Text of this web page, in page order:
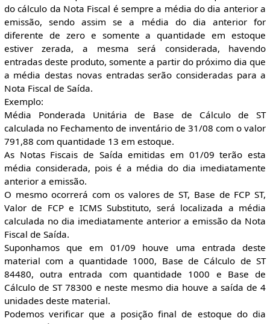
do cálculo da Nota Fiscal é sempre a média do dia anterior a
emissão, sendo assim se a média do dia anterior for
diferente de zero e somente a quantidade em estoque
estiver zerada, a mesma será considerada, havendo
entradas deste produto, somente a partir do próximo dia que
a média destas novas entradas serão consideradas para a
Nota Fiscal de Saída.
Exemplo:
Média Ponderada Unitária de Base de Cálculo de ST
calculada no Fechamento de inventário de 31/08 com o valor
791,88 com quantidade 13 em estoque.
As Notas Fiscais de Saída emitidas em 01/09 terão esta
média considerada, pois é a média do dia imediatamente
anterior a emissão.
O mesmo ocorrerá com os valores de ST, Base de FCP ST,
Valor de FCP e ICMS Substituto, será localizada a média
calculada no dia imediatamente anterior a emissão da Nota
Fiscal de Saída.
Suponhamos que em 01/09 houve uma entrada deste
material com a quantidade 1000, Base de Cálculo de ST
84480, outra entrada com quantidade 1000 e Base de
Cálculo de ST 78300 e neste mesmo dia houve a saída de 4
unidades deste material.
Podemos verificar que a posição final de estoque do dia